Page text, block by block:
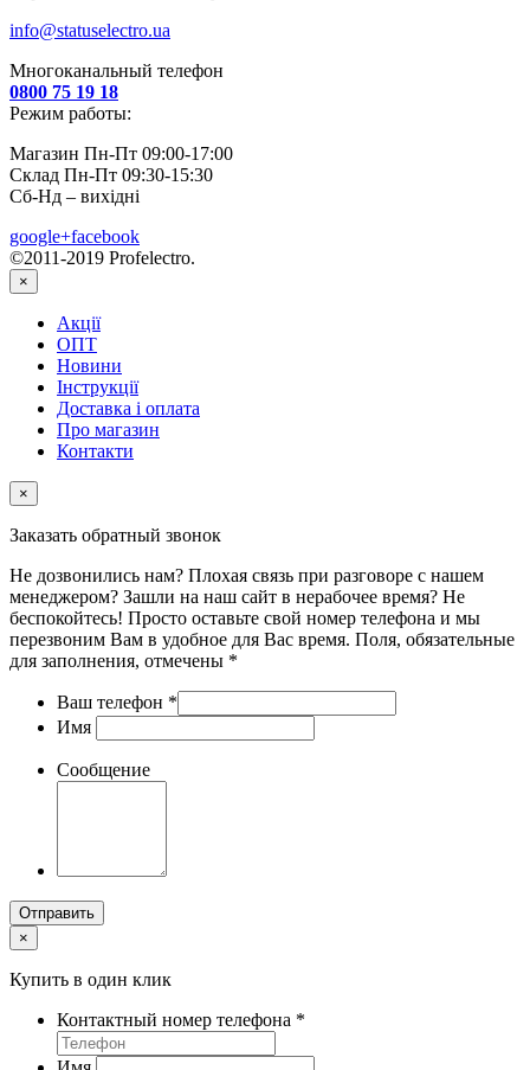
info@statuselectro.ua
Многоканальный телефон
0800 75 19 18
Режим работы:
Магазин Пн-Пт 09:00-17:00
Склад Пн-Пт 09:30-15:30
Сб-Нд – вихідні
google+facebook
©2011-2019 Profelectro.
×
Акції
ОПТ
Новини
Інструкції
Доставка і оплата
Про магазин
Контакти
×
Заказать обратный звонок
Не дозвонились нам? Плохая связь при разговоре с нашем
менеджером? Зашли на наш сайт в нерабочее время? Не
беспокойтесь! Просто оставьте свой номер телефона и мы
перезвоним Вам в удобное для Вас время. Поля, обязательные
для заполнения, отмечены *
Ваш телефон *
Имя
Сообщение
Отправить
×
Купить в один клик
Контактный номер телефона *